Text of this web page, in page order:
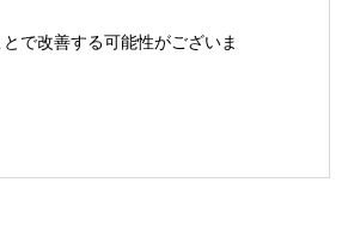
で改善する可能性がございま